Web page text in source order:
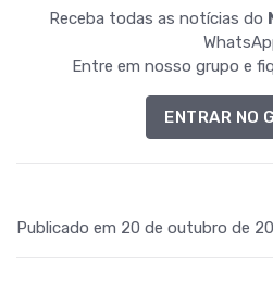
Receba todas as notícias do
Entre em nosso grupo e
ENTRAR NO
Publicado em 20 de outubro de